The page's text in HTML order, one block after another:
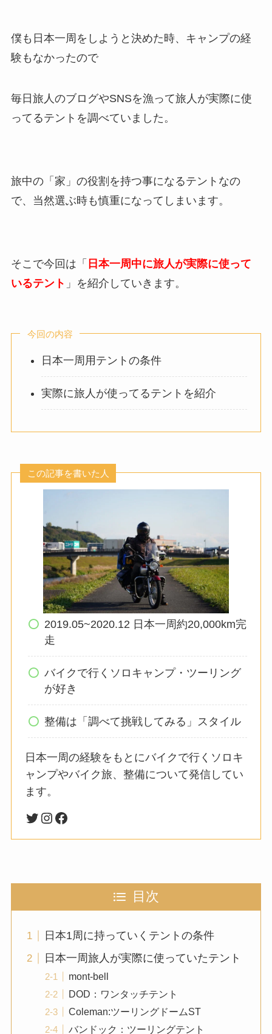
僕も日本一周をしようと決めた時、キャンプの経
験もなかったので
毎日旅人のブログやSNSを漁って旅人が実際に使
ってるテントを調べていました。
旅中の「家」の役割を持つ事になるテントなの
で、当然選ぶ時も慎重になってしまいます。
そこで今回は「 日本一周中に旅人が実際に使って
いるテント 」を紹介していきます。
今回の内容
日本一周用テントの条件
実際に旅人が使ってるテントを紹介
この記事を書いた人
2019.05~2020.12 日本一周約20,000km完
走
バイクで行くソロキャンプ・ツーリング
が好き
整備は「調べて挑戦してみる」スタイル
日本一周の経験をもとにバイクで行くソロキ
ャンプやバイク旅、整備について発信してい
ます。
目次
日本1周に持っていくテントの条件
日本一周旅人が実際に使っていたテント
mont-bell
DOD：ワンタッチテント
Coleman:ツーリングドームST
バンドック：ツーリングテント